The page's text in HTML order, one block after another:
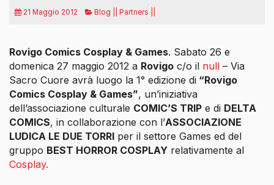
21 Maggio 2012 Blog || Partners ||
Rovigo Comics Cosplay & Games. Sabato 26 e
domenica 27 maggio 2012 a Rovigo c/o il null – Via
Sacro Cuore avrà luogo la 1° edizione di “Rovigo
Comics Cosplay & Games”, un’iniziativa
dell’associazione culturale COMIC’S TRIP e di DELTA
COMICS, in collaborazione con l’ASSOCIAZIONE
LUDICA LE DUE TORRI per il settore Games ed del
gruppo BEST HORROR COSPLAY relativamente al
Cosplay.